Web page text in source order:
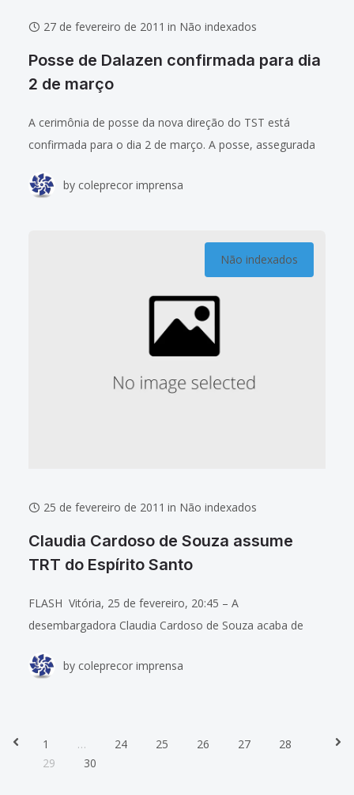
27 de fevereiro de 2011 in Não indexados
Posse de Dalazen confirmada para dia
2 de março
A cerimônia de posse da nova direção do TST está
confirmada para o dia 2 de março. A posse, assegurada
espaçoby coleprecor imprensa
Não indexados
25 de fevereiro de 2011 in Não indexados
Claudia Cardoso de Souza assume
TRT do Espírito Santo
FLASH Vitória, 25 de fevereiro, 20:45 – A
desembargadora Claudia Cardoso de Souza acaba de
Trabalho do Espírito Santo. A cerimônia está sendo
by coleprecor imprensa
1 … 24 25 26 27
28
29
30